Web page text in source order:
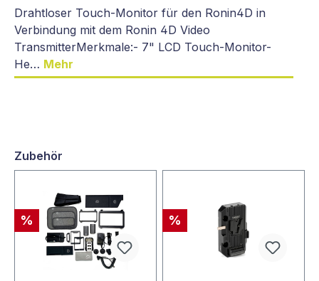
Drahtloser Touch-Monitor für den Ronin4D in
Verbindung mit dem Ronin 4D Video
TransmitterMerkmale:- 7" LCD Touch-Monitor-
He… Mehr
Zubehör
% %